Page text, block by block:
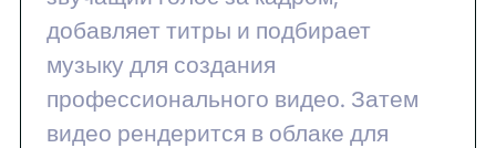
добавляет титры и подбирает
музыку для создания
профессионального видео. Затем
видео рендерится в облаке для